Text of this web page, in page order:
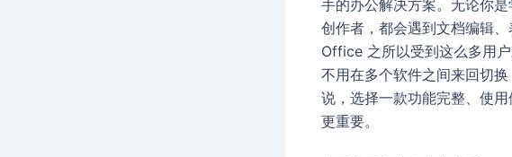
手的办公解决方案。无论你
创作者，都会遇到文档编辑
Office 之所以受到这么多用
不用在多个软件之间来回切
说，选择一款功能完整、使
更重要。